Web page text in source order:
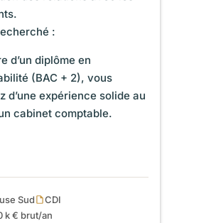
:
d’un diplôme en
(BAC + 2),vous
d’une expérience solide au
cabinet comptable.
Sud
CDI
k € brut/an